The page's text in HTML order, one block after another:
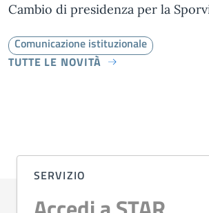
Cambio di presidenza per la
Comunicazione istituzionale
TUTTE LE NOVITÀ
SERVIZIO